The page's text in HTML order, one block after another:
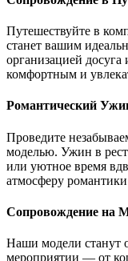
Путешествуйте в
станет вашим
организацией
комфортным и
Романтический
Проведите
моделью. Ужин в
или уютное время
атмосферу
Сопровождение на
Наши модели станут
мероприятии — от